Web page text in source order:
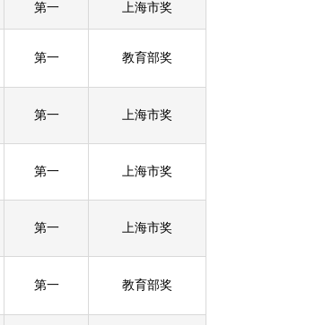
第一 上海市奖
第一 教育部奖
第一 上海市奖
第一 上海市奖
第一 上海市奖
第一 教育部奖